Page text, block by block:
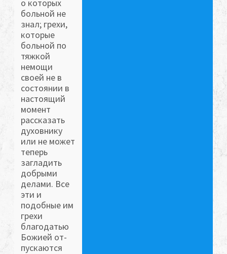
о которых
больной не
знал; грехи,
которые
больной по
тяжкой
немощи
своей не в
состоянии в
настоящий
момент
рассказать
духовнику
или не может
теперь
загладить
добрыми
делами. Все
эти и
подобные им
грехи
благодатью
Божией от-
пускаются